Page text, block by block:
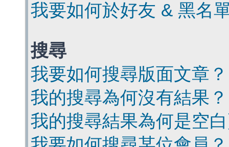
我要如何於好友 & 黑名
搜尋
我要如何搜尋版面文章？
我的搜尋為何沒有結果？
我的搜尋結果為何是空